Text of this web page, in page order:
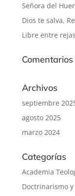
Señora del
Dios te salva,
Libre entre
Archivos
septiembre
agosto 2025
marzo 2024
Categorías
Academia
Doctrinarismo